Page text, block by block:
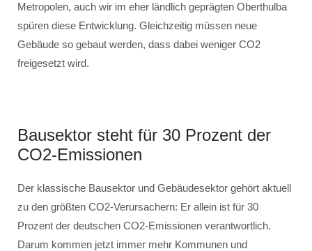
Metropolen, auch wir im eher ländlich geprägten Oberthulba
spüren diese Entwicklung. Gleichzeitig müssen neue
Gebäude so gebaut werden, dass dabei weniger CO2
freigesetzt wird.
Bausektor steht für 30 Prozent der
CO2-Emissionen
Der klassische Bausektor und Gebäudesektor gehört aktuell
zu den größten CO2-Verursachern: Er allein ist für 30
Prozent der deutschen CO2-Emissionen verantwortlich.
Darum kommen jetzt immer mehr Kommunen und